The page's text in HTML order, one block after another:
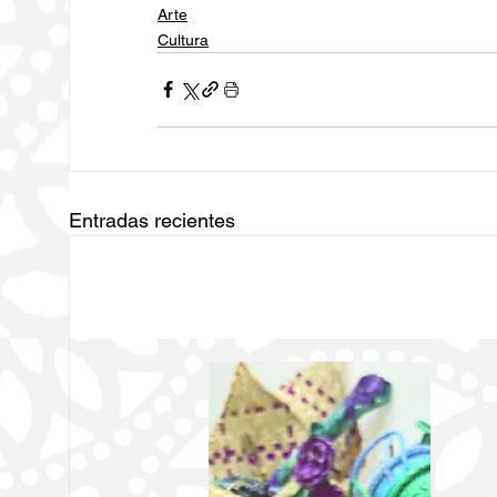
Arte
Cultura
Entradas recientes